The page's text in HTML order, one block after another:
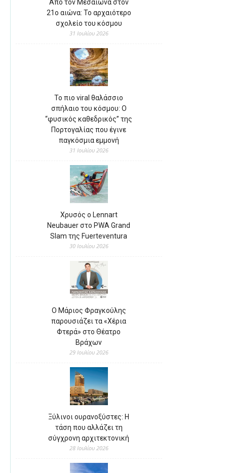
Από τον Μεσαίωνα στον
21ο αιώνα: Το αρχαιότερο
σχολείο του κόσμου
31 Ιουλίου 2026
Το πιο viral θαλάσσιο
σπήλαιο του κόσμου: Ο
“φυσικός καθεδρικός” της
Πορτογαλίας που έγινε
παγκόσμια εμμονή
31 Ιουλίου 2026
Χρυσός ο Lennart
Neubauer στο PWA Grand
Slam της Fuerteventura
30 Ιουλίου 2026
Ο Μάριος Φραγκούλης
παρουσιάζει τα «Χέρια
Φτερά» στο Θέατρο
Βράχων
29 Ιουλίου 2026
Ξύλινοι ουρανοξύστες: Η
τάση που αλλάζει τη
σύγχρονη αρχιτεκτονική
28 Ιουλίου 2026